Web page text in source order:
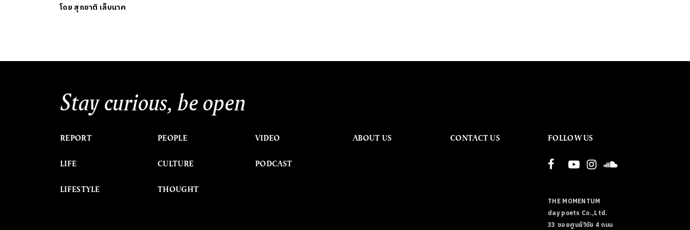
โดย สุภชาติ เล็บนาค
Stay curious, be open
REPORT
LIFE
LIFESTYLE
PEOPLE
CULTURE
THOUGHT
VIDEO
PODCAST
ABOUT US CONTACT US FOLLOW US
THE MOMENTUM
day poets Co.,Ltd.
33 ซอยศูนย์วิจัย 4 ถนน